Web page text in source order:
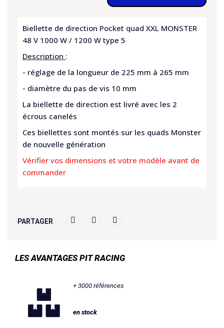
Biellette de direction Pocket quad XXL MONSTER
48 V 1000 W / 1200 W type 5
Description :
- réglage de la longueur de 225 mm à 265 mm
- diamètre du pas de vis 10 mm
La biellette de direction est livré avec les 2
écrous canelés
Ces biellettes sont montés sur les quads Monster
de nouvelle génération
Vérifier vos dimensions et votre modèle avant de
commander
PARTAGER
LES AVANTAGES PIT RACING
+ 3000 références
en stock